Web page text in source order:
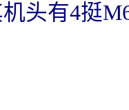
头有4挺